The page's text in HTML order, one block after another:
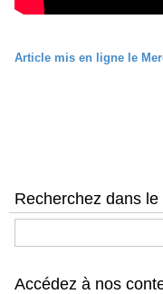
Article mis en ligne le
Recherchez dans le
Accédez à nos